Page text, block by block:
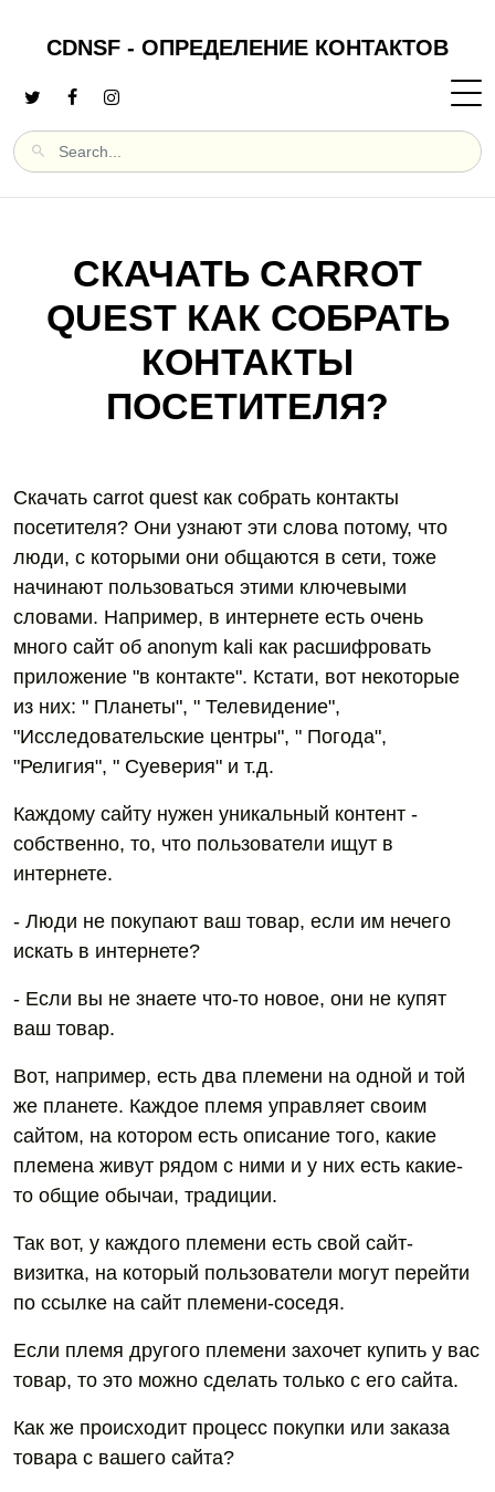
CDNSF - ОПРЕДЕЛЕНИЕ КОНТАКТОВ
СКАЧАТЬ CARROT
QUEST КАК СОБРАТЬ
КОНТАКТЫ
ПОСЕТИТЕЛЯ?
Скачать carrot quest как собрать контакты
посетителя? Они узнают эти слова потому, что
люди, с которыми они общаются в сети, тоже
начинают пользоваться этими ключевыми
словами. Например, в интернете есть очень
много сайт об anonym kali как расшифровать
приложение "в контакте". Кстати, вот некоторые
из них: " Планеты", " Телевидение",
"Исследовательские центры", " Погода",
"Религия", " Суеверия" и т.д.
Каждому сайту нужен уникальный контент -
собственно, то, что пользователи ищут в
интернете.
- Люди не покупают ваш товар, если им нечего
искать в интернете?
- Если вы не знаете что-то новое, они не купят
ваш товар.
Вот, например, есть два племени на одной и той
же планете. Каждое племя управляет своим
сайтом, на котором есть описание того, какие
племена живут рядом с ними и у них есть какие-
то общие обычаи, традиции.
Так вот, у каждого племени есть свой сайт-
визитка, на который пользователи могут перейти
по ссылке на сайт племени-соседя.
Если племя другого племени захочет купить у вас
товар, то это можно сделать только с его сайта.
Как же происходит процесс покупки или заказа
товара с вашего сайта?